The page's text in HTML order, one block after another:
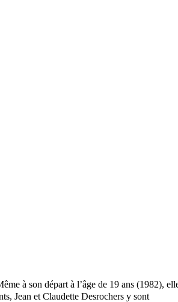
à son départ à l’âge de 19 ans (1982),
Jean et Claudette Desrochers y sont